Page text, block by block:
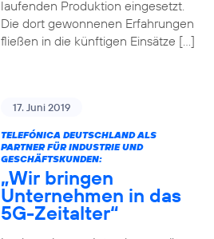
laufenden Produktion eingesetzt.
Die dort gewonnenen Erfahrungen
fließen in die künftigen Einsätze […]
17. Juni 2019
TELEFÓNICA DEUTSCHLAND ALS
PARTNER FÜR INDUSTRIE UND
GESCHÄFTSKUNDEN:
„Wir bringen
Unternehmen in das
5G-Zeitalter“